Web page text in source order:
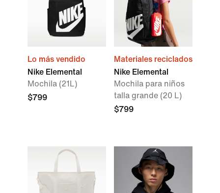
Lo más vendido
Nike Elemental
Mochila (21L)
$799
Materiales reciclados
Nike Elemental
Mochila para niños
talla grande (20 L)
$799